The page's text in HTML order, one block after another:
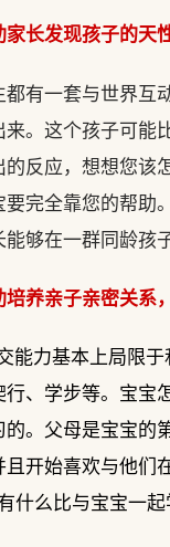
长发现孩子的天
有一套与世界互
来。这个孩子可能
的反应，想想您该
完全靠您的帮助
够在一群同龄孩
养亲子亲密关系
能力基本上局限
行、学步等。宝宝
。父母是宝宝的
开始喜欢与他们
什么比与宝宝一